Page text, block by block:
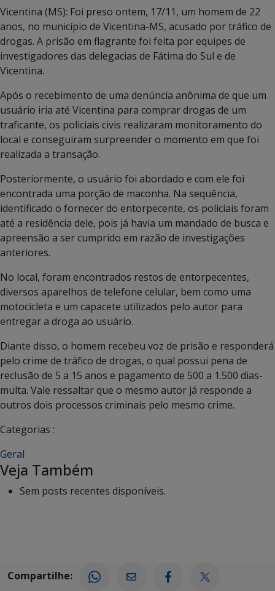
Vicentina (MS): Foi preso ontem, 17/11, um homem de 22
anos, no município de Vicentina-MS, acusado por tráfico de
drogas. A prisão em flagrante foi feita por equipes de
investigadores das delegacias de Fátima do Sul e de
Vicentina.
Após o recebimento de uma denúncia anônima de que um
usuário iria até Vicentina para comprar drogas de um
traficante, os policiais civis realizaram monitoramento do
local e conseguiram surpreender o momento em que foi
realizada a transação.
Posteriormente, o usuário foi abordado e com ele foi
encontrada uma porção de maconha. Na sequência,
identificado o fornecer do entorpecente, os policiais foram
até a residência dele, pois já havia um mandado de busca e
apreensão a ser cumprido em razão de investigações
anteriores.
No local, foram encontrados restos de entorpecentes,
diversos aparelhos de telefone celular, bem como uma
motocicleta e um capacete utilizados pelo autor para
entregar a droga ao usuário.
Diante disso, o homem recebeu voz de prisão e responderá
pelo crime de tráfico de drogas, o qual possui pena de
reclusão de 5 a 15 anos e pagamento de 500 a 1.500 dias-
multa. Vale ressaltar que o mesmo autor já responde a
outros dois processos criminais pelo mesmo crime.
Categorias :
Geral
Veja Também
Sem posts recentes disponíveis.
Compartilhe: